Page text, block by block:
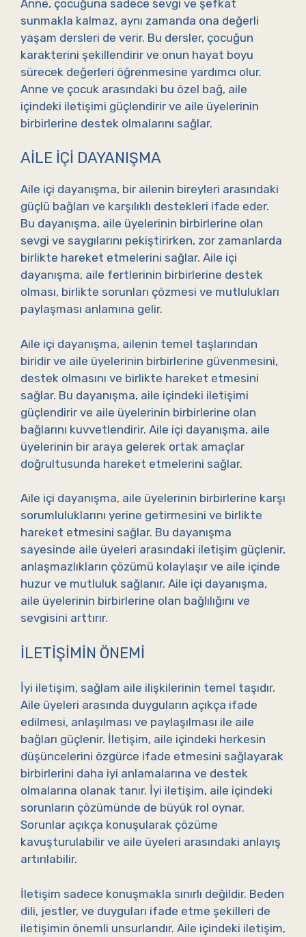
Anne, çocuğuna sadece sevgi ve şefkat
sunmakla kalmaz, aynı zamanda ona değerli
yaşam dersleri de verir. Bu dersler, çocuğun
karakterini şekillendirir ve onun hayat boyu
sürecek değerleri öğrenmesine yardımcı olur.
Anne ve çocuk arasındaki bu özel bağ, aile
içindeki iletişimi güçlendirir ve aile üyelerinin
birbirlerine destek olmalarını sağlar.
AILE İÇI DAYANIŞMA
Aile içi dayanışma, bir ailenin bireyleri arasındaki
güçlü bağları ve karşılıklı destekleri ifade eder.
Bu dayanışma, aile üyelerinin birbirlerine olan
sevgi ve saygılarını pekiştirirken, zor zamanlarda
birlikte hareket etmelerini sağlar. Aile içi
dayanışma, aile fertlerinin birbirlerine destek
olması, birlikte sorunları çözmesi ve mutlulukları
paylaşması anlamına gelir.
Aile içi dayanışma, ailenin temel taşlarından
biridir ve aile üyelerinin birbirlerine güvenmesini,
destek olmasını ve birlikte hareket etmesini
sağlar. Bu dayanışma, aile içindeki iletişimi
güçlendirir ve aile üyelerinin birbirlerine olan
bağlarını kuvvetlendirir. Aile içi dayanışma, aile
üyelerinin bir araya gelerek ortak amaçlar
doğrultusunda hareket etmelerini sağlar.
Aile içi dayanışma, aile üyelerinin birbirlerine karşı
sorumluluklarını yerine getirmesini ve birlikte
hareket etmesini sağlar. Bu dayanışma
sayesinde aile üyeleri arasındaki iletişim güçlenir,
anlaşmazlıkların çözümü kolaylaşır ve aile içinde
huzur ve mutluluk sağlanır. Aile içi dayanışma,
aile üyelerinin birbirlerine olan bağlılığını ve
sevgisini arttırır.
İLETIŞIMIN ÖNEMI
İyi iletişim, sağlam aile ilişkilerinin temel taşıdır.
Aile üyeleri arasında duyguların açıkça ifade
edilmesi, anlaşılması ve paylaşılması ile aile
bağları güçlenir. İletişim, aile içindeki herkesin
düşüncelerini özgürce ifade etmesini sağlayarak
birbirlerini daha iyi anlamalarına ve destek
olmalarına olanak tanır. İyi iletişim, aile içindeki
sorunların çözümünde de büyük rol oynar.
Sorunlar açıkça konuşularak çözüme
kavuşturulabilir ve aile üyeleri arasındaki anlayış
artırılabilir.
İletişim sadece konuşmakla sınırlı değildir. Beden
dili, jestler, ve duyguları ifade etme şekilleri de
iletişimin önemli unsurlarıdır. Aile içindeki iletişim,